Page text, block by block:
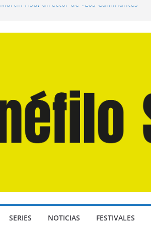
Hsu, director de «Los Caminantes
SERIES NOTICIAS FESTIVALES